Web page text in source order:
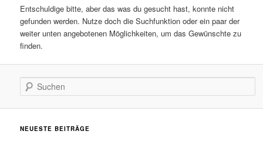
Entschuldige bitte, aber das was du gesucht hast, konnte nicht
gefunden werden. Nutze doch die Suchfunktion oder ein paar der
weiter unten angebotenen Möglichkeiten, um das Gewünschte zu
finden.
Suchen
NEUESTE BEITRÄGE